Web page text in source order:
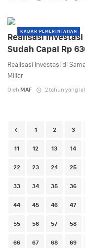
KABAR PEMERINTAHAN
Realisasi
Sudah Capai Rp
Realisasi Investasi di
Miliar
Oleh MAF 2 tahun yang
Posts
1 2 3
11 12 13 14
22 23 24 25
33 34 35 36
44 45 46 47
55 56 57 58
66 67 68 69